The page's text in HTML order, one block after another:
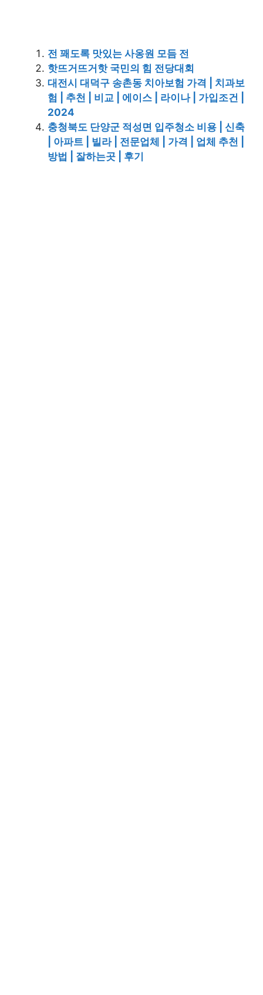
전 꽤도록 맛있는 사옹원 모듬 전
핫뜨거뜨거핫 국민의 힘 전당대회
대전시 대덕구 송촌동 치아보험 가격 | 치과보
험 | 추천 | 비교 | 에이스 | 라이나 | 가입조건 |
2024
충청북도 단양군 적성면 입주청소 비용 | 신축
| 아파트 | 빌라 | 전문업체 | 가격 | 업체 추천 |
방법 | 잘하는곳 | 후기